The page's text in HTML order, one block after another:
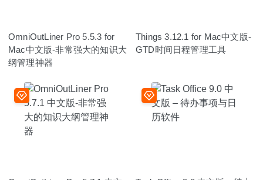
OmniOutLiner Pro 5.5.3 for
Mac中文版-非常强大的知识大
纲管理神器
Things 3.12.1 for Mac中文版-
GTD时间日程管理工具